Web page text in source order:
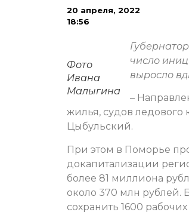
20 апреля, 2022
18:56
Фото
Ивана
Малыгина
число
выросло
–
жилья, судов ледового
Цыбульский.
При этом в Поморье
докапитализации
более 81 миллиона
около 370 млн рублей.
сохранить 1600